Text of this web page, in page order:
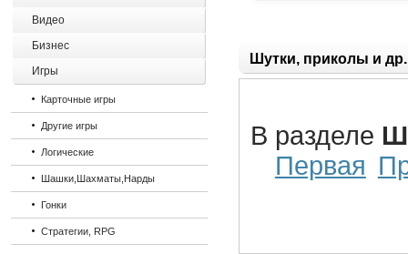
Видео
Бизнес
Игры
Карточные игры
Другие игры
Логические
Шашки,Шахматы,Нарды
Гонки
Стратегии, RPG
Шутки, приколы и др.
В разделе
Первая